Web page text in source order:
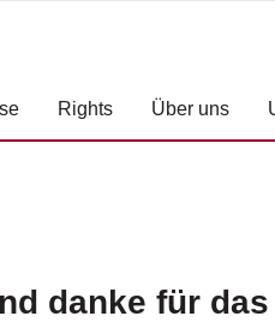
Rights Über uns
danke für